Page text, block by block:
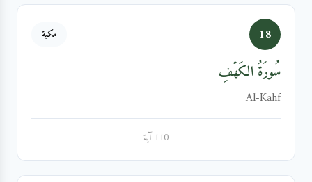
18 مكية
سُورَةُ الكَهۡفِ
Al-Kahf
110 آية